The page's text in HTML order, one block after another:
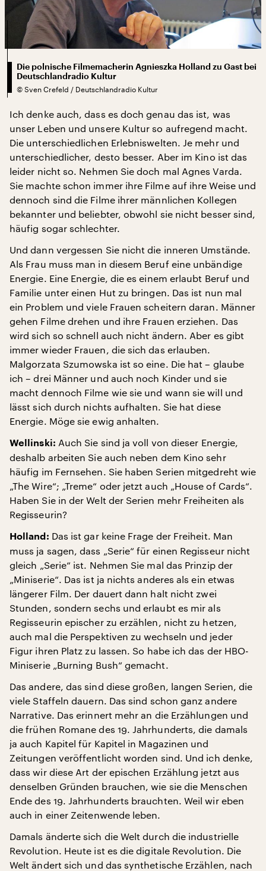
Die polnische Filmemacherin Agnieszka Holland zu Gast bei
Deutschlandradio Kultur
© Sven Crefeld / Deutschlandradio Kultur
Ich denke auch, dass es doch genau das ist, was
unser Leben und unsere Kultur so aufregend macht.
Die unterschiedlichen Erlebniswelten. Je mehr und
unterschiedlicher, desto besser. Aber im Kino ist das
leider nicht so. Nehmen Sie doch mal Agnes Varda.
Sie machte schon immer ihre Filme auf ihre Weise und
dennoch sind die Filme ihrer männlichen Kollegen
bekannter und beliebter, obwohl sie nicht besser sind,
häufig sogar schlechter.
Und dann vergessen Sie nicht die inneren Umstände.
Als Frau muss man in diesem Beruf eine unbändige
Energie. Eine Energie, die es einem erlaubt Beruf und
Familie unter einen Hut zu bringen. Das ist nun mal
ein Problem und viele Frauen scheitern daran. Männer
gehen Filme drehen und ihre Frauen erziehen. Das
wird sich so schnell auch nicht ändern. Aber es gibt
immer wieder Frauen, die sich das erlauben.
Malgorzata Szumowska ist so eine. Die hat – glaube
ich – drei Männer und auch noch Kinder und sie
macht dennoch Filme wie sie und wann sie will und
lässt sich durch nichts aufhalten. Sie hat diese
Energie. Möge sie ewig anhalten.
Wellinski: Auch Sie sind ja voll von dieser Energie,
deshalb arbeiten Sie auch neben dem Kino sehr
häufig im Fernsehen. Sie haben Serien mitgedreht wie
„The Wire“; „Treme“ oder jetzt auch „House of Cards“.
Haben Sie in der Welt der Serien mehr Freiheiten als
Regisseurin?
Holland: Das ist gar keine Frage der Freiheit. Man
muss ja sagen, dass „Serie“ für einen Regisseur nicht
gleich „Serie“ ist. Nehmen Sie mal das Prinzip der
„Miniserie“. Das ist ja nichts anderes als ein etwas
längerer Film. Der dauert dann halt nicht zwei
Stunden, sondern sechs und erlaubt es mir als
Regisseurin epischer zu erzählen, nicht zu hetzen,
auch mal die Perspektiven zu wechseln und jeder
Figur ihren Platz zu lassen. So habe ich das der HBO-
Miniserie „Burning Bush“ gemacht.
Das andere, das sind diese großen, langen Serien, die
viele Staffeln dauern. Das sind schon ganz andere
Narrative. Das erinnert mehr an die Erzählungen und
die frühen Romane des 19. Jahrhunderts, die damals
ja auch Kapitel für Kapitel in Magazinen und
Zeitungen veröffentlicht worden sind. Und ich denke,
dass wir diese Art der epischen Erzählung jetzt aus
denselben Gründen brauchen, wie sie die Menschen
Ende des 19. Jahrhunderts brauchten. Weil wir eben
auch in einer Zeitenwende leben.
Damals änderte sich die Welt durch die industrielle
Revolution. Heute ist es die digitale Revolution. Die
Welt ändert sich und das synthetische Erzählen, nach